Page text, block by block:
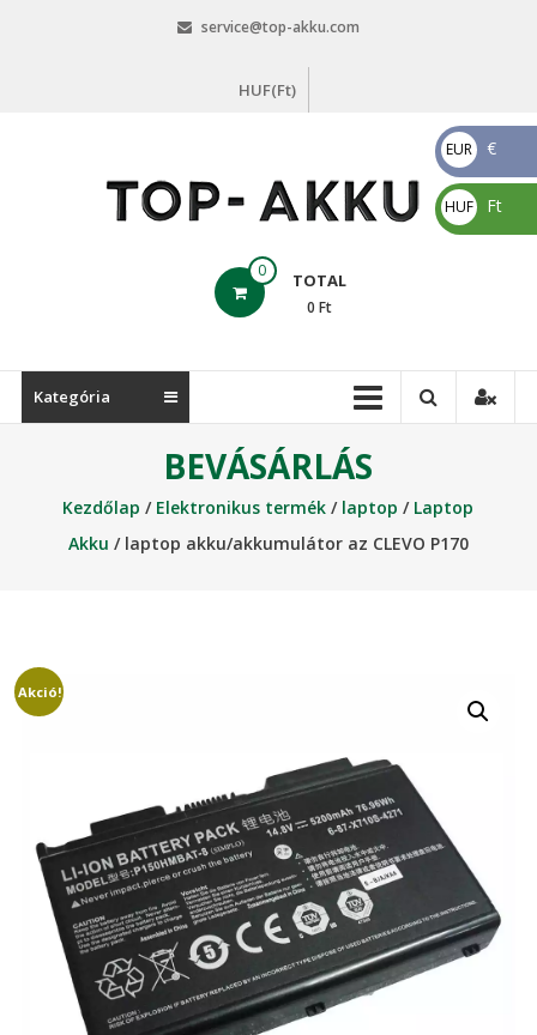
service@top-akku.com
HUF(Ft)
akku.com
0 TOTAL
0 Ft
Kategória
BEVÁSÁRLÁS
Kezdőlap / Elektronikus termék / laptop / Laptop
Akku / laptop akku/akkumulátor az CLEVO P170
Akció!
EUR
€
€
HUF
Ft
Ft